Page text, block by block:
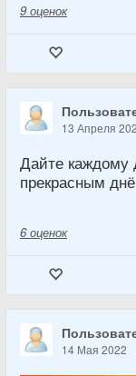
9 оценок
13 Апреля
Дайте каждому
прекрасным
6 оценок
14 Мая 2022